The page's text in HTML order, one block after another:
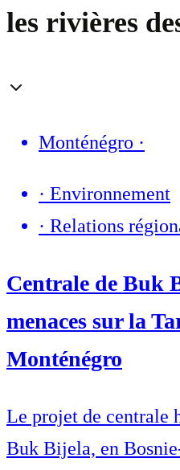
les rivières
Monténégro ·
· Environnement
· Relations
Centrale de Buk
menaces sur la
Monténégro
Le projet de centrale
Buk Bijela, en